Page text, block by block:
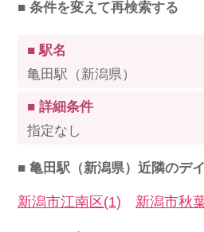
■ 条件を変えて再検索する
■ 駅名
亀田駅（新潟県）
■ 詳細条件
指定なし
■ 亀田駅（新潟県）近隣のデ
新潟市江南区(1) 新潟市秋